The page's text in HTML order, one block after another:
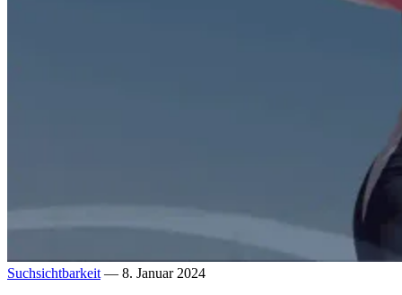
Suchsichtbarkeit — 8. Januar 2024